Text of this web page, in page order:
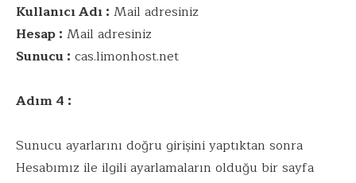
Kullanıcı Adı : Mail adresiniz
Hesap : Mail adresiniz
Sunucu : cas.limonhost.net
Adım 4 :
Sunucu ayarlarını doğru girişini yaptıktan sonra
Hesabımız ile ilgili ayarlamaların olduğu bir sayfa